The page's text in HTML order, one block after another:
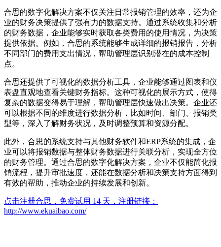
合思的数字化解决方案不仅关注日常报销管理的效率，还为企
业的财务决策提供了强有力的数据支持。通过系统收集和分析
的财务数据，企业能够实时获取各类费用的使用情况，为决策
提供依据。例如，合思的系统能够生成详细的报销报告，分析
不同部门的费用支出情况，帮助管理层识别潜在的成本控制
点。
合思还提供了可视化的数据分析工具，企业能够通过图表和仪
表盘直观地查看关键财务指标。这种可视化的展示方式，使得
复杂的数据变得易于理解，帮助管理层快速做出决策。企业还
可以根据不同的维度进行数据分析，比如时间、部门、报销类
型等，深入了解财务状况，及时调整预算和资源分配。
此外，合思的系统支持与其他财务软件和ERP系统的集成，企
业可以将报销数据与整体财务数据进行关联分析，实现全方位
的财务管理。通过合思的数字化解决方案，企业不仅能简化报
销流程，提升审批速度，还能在数据分析和决策支持方面得到
有效的帮助，推动企业的持续发展和创新。
点击注册合思，免费试用 14 天，注册链接：
http://www.ekuaibao.com/